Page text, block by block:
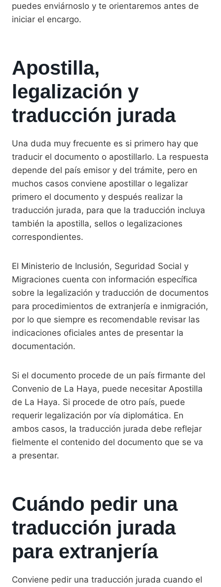
puedes enviárnoslo y te orientaremos antes de
iniciar el encargo.
Apostilla,
legalización y
traducción jurada
Una duda muy frecuente es si primero hay que
traducir el documento o apostillarlo. La respuesta
depende del país emisor y del trámite, pero en
muchos casos conviene apostillar o legalizar
primero el documento y después realizar la
traducción jurada, para que la traducción incluya
también la apostilla, sellos o legalizaciones
correspondientes.
El Ministerio de Inclusión, Seguridad Social y
Migraciones cuenta con información específica
sobre la legalización y traducción de documentos
para procedimientos de extranjería e inmigración,
por lo que siempre es recomendable revisar las
indicaciones oficiales antes de presentar la
documentación.
Si el documento procede de un país firmante del
Convenio de La Haya, puede necesitar Apostilla
de La Haya. Si procede de otro país, puede
requerir legalización por vía diplomática. En
ambos casos, la traducción jurada debe reflejar
fielmente el contenido del documento que se va
a presentar.
Cuándo pedir una
traducción jurada
para extranjería
Conviene pedir una traducción jurada cuando el